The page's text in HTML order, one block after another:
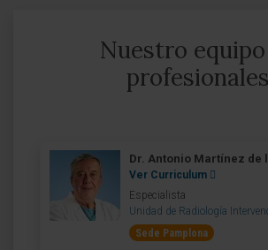
Nuestro
profesionales
Dr. Antonio Martínez de
Ver Curriculum
Especialista
Unidad de Radiología
Sede Pamplona